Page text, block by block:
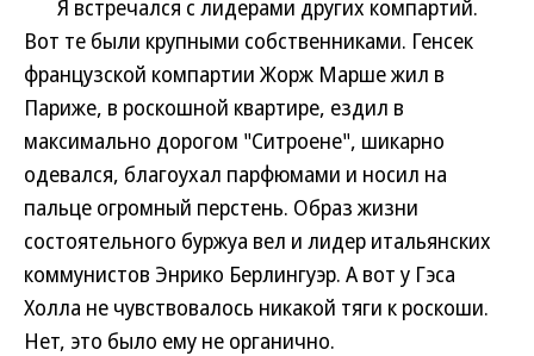
Я встречался с лидерами других компартий.
Вот те были крупными собственниками. Генсек
французской компартии Жорж Марше жил в
Париже, в роскошной квартире, ездил в
максимально дорогом "Ситроене", шикарно
одевался, благоухал парфюмами и носил на
пальце огромный перстень. Образ жизни
состоятельного буржуа вел и лидер итальянских
коммунистов Энрико Берлингуэр. А вот у Гэса
Холла не чувствовалось никакой тяги к роскоши.
Нет, это было ему не органично.